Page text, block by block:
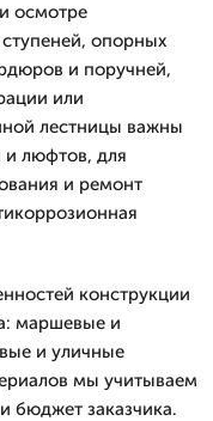
осмотре
опорных
и поручней,
или
лестницы важны
люфтов, для
и ремонт
конструкции
маршевые и
и уличные
мы учитываем
бюджет заказчика.